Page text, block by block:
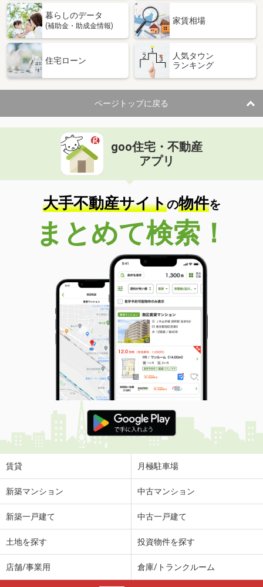
暮らしのデータ
(補助金・助成金情報)
家賃相場
住宅ローン
人気タウン
ランキング
ページトップに戻る
goo住宅・不動産
アプリ
大手不動産サイトの物件を
まとめて検索！
賃貸 月極駐車場
新築マンション 中古マンション
新築一戸建て 中古一戸建て
土地を探す 投資物件を探す
店舗/事業用 倉庫/トランクルーム